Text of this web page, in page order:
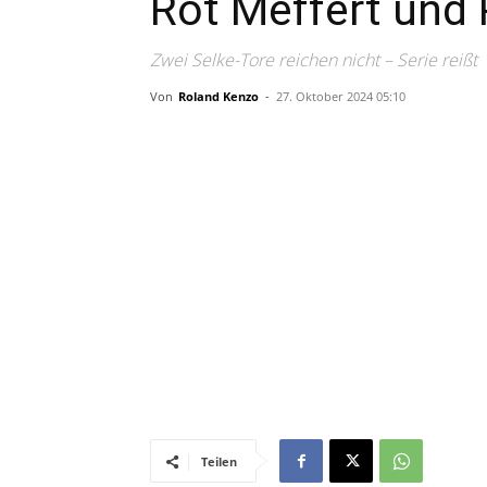
Zwei Selke-Tore reichen nicht – Serie reißt
Von Roland Kenzo - 27. Oktober 2024 05:10
Teilen